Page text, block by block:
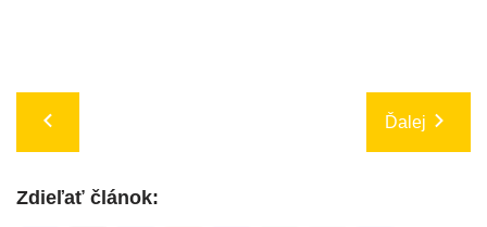
Ďalej
Zdieľať článok: